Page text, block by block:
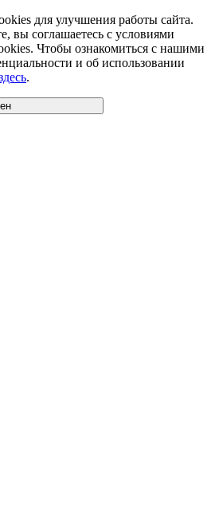
для улучшения работы сайта.
вы соглашаетесь с условиями
Чтобы ознакомиться с нашими
и об использовании
.